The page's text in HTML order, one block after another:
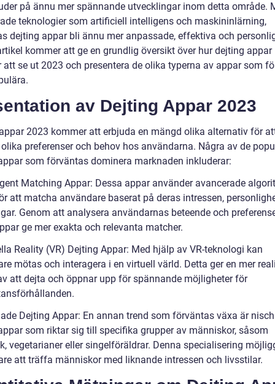
på ännu mer spännande utvecklingar inom detta område.
teknologier som artificiell intelligens och maskininlärning,
dejting appar bli ännu mer anpassade, effektiva och
kommer att ge en grundlig översikt över hur dejting appar
att se ut 2023 och presentera de olika typerna av appar som
av Dejting Appar 2023
2023 kommer att erbjuda en mängd olika alternativ för
preferenser och behov hos användarna. Några av de
som förväntas dominera marknaden inkluderar:
Matching Appar: Dessa appar använder avancerade
att matcha användare baserat på deras intressen,
Genom att analysera användarnas beteende och
ge mer exakta och relevanta matcher.
Reality (VR) Dejting Appar: Med hjälp av VR-teknologi kan
mötas och interagera i en virtuell värld. Detta ger en mer
att dejta och öppnar upp för spännande möjligheter för
Dejting Appar: En annan trend som förväntas växa är
som riktar sig till specifika grupper av människor, såsom
vegetarianer eller singelföräldrar. Denna specialisering
att träffa människor med liknande intressen och livsstilar.